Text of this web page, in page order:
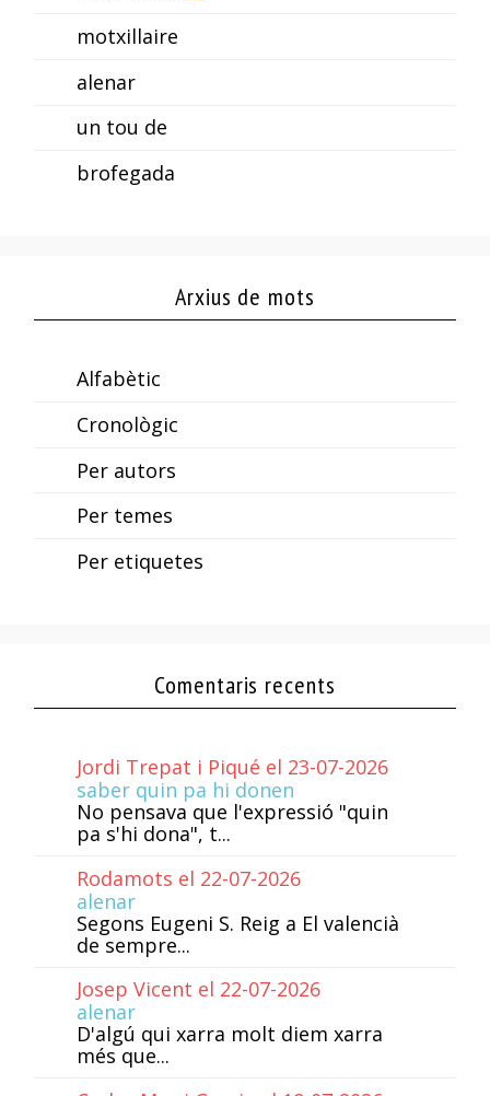
motxillaire
alenar
un tou de
brofegada
Arxius de mots
Alfabètic
Cronològic
Per autors
Per temes
Per etiquetes
Comentaris recents
Jordi Trepat i Piqué el 23-07-2026
saber quin pa hi donen
No pensava que l'expressió "quin
pa s'hi dona", t...
Rodamots el 22-07-2026
alenar
Segons Eugeni S. Reig a El valencià
de sempre...
Josep Vicent el 22-07-2026
alenar
D'algú qui xarra molt diem xarra
més que...